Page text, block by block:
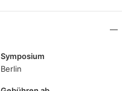
Symposium
Berlin